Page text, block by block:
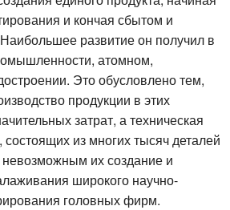
и кончая сбытом и
развитие он получил в
атомном,
Это обусловлено тем,
продукции в этих
затрат, а техническая
состоящих из многих тысяч деталей
невозможным их создание и
широкого научно-
головных фирм.